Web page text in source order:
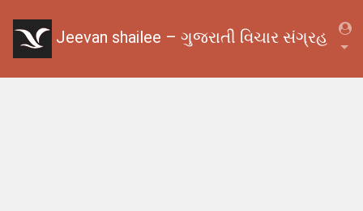
Jeevan shailee – ગુજરાતી વિચાર સંગ્રહ